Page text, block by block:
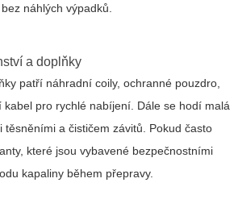
náhlých výpadků.
a doplňky
patří náhradní coily, ochranné pouzdro,
kabel pro rychlé nabíjení. Dále se hodí malá
a čističem závitů. Pokud často
které jsou vybavené bezpečnostními
kapaliny během přepravy.